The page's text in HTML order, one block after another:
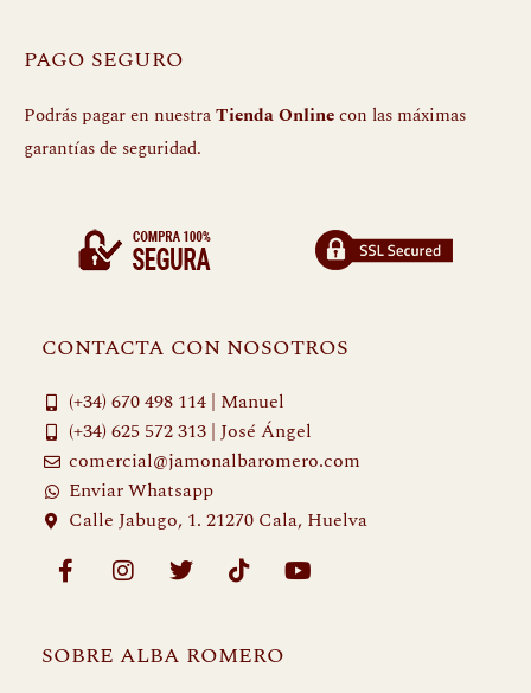
PAGO SEGURO
Podrás pagar en nuestraTienda Onlinecon las máximas
garantías de seguridad.
SOBRE ALBA ROMERO
CONTACTA CON NOSOTROS
(+34) 670 498 114 | Manuel
(+34) 625 572 313 | José Ángel
comercial@jamonalbaromero.com
Enviar Whatsapp
Calle Jabugo, 1. 21270 Cala, Huelva
F
a
e
b
I
t
a
T
t
t
T
i
t
o
Y